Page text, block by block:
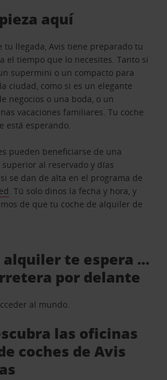
aquí
tu llegada, Avis tiene preparado tu
el tiempo que lo necesites. Tanto si
supermini o un compacto para
ciudad, como si es un elegante
negocios o una boda, o un
vacaciones familiares. Tu coche
está esperando.
pueden beneficiarse de una
al reservado y días
se dan de alta en el programa de
. Tú solo dinos la fecha y hora, y
de que tu coche de alquiler de
alquiler te espera …
por delante
al mundo.
las oficinas
coches de Avis